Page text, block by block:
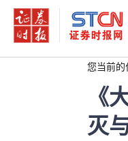
您当前的
《
灭